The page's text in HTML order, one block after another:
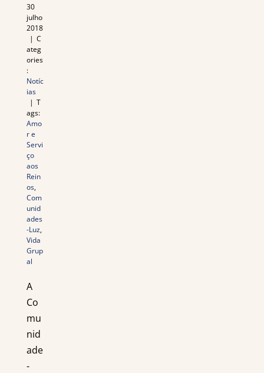
30
julho
2018
| C
ateg
ories
:
Notíc
ias
| T
ags:
Amo
r e
Servi
ço
aos
Rein
os,
Com
unid
ades
-Luz,
Vida
Grup
al
A
Co
mu
nid
ade
-